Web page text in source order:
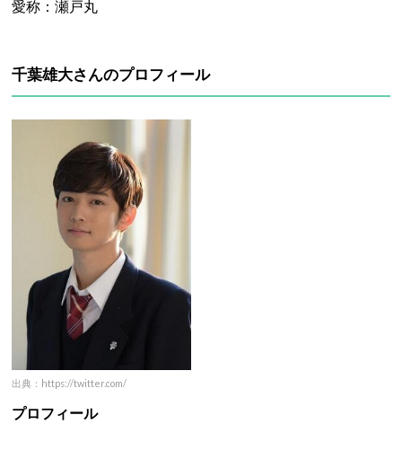
愛称：瀬戸丸
千葉雄大さんのプロフィール
出典：https://twitter.com/
プロフィール